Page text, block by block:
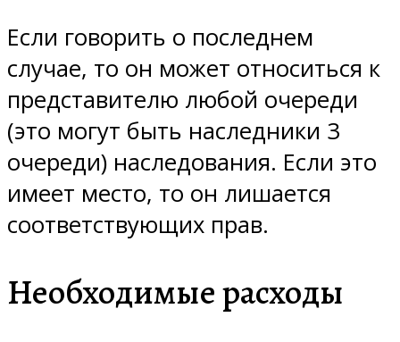
Если говорить о последнем
случае, то он может относиться к
представителю любой очереди
(это могут быть наследники 3
очереди) наследования. Если это
имеет место, то он лишается
соответствующих прав.
Необходимые расходы